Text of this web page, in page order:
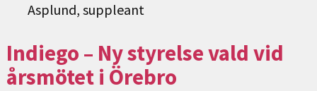
Asplund, suppleant
Indiego – Ny styrelse vald vid
årsmötet i Örebro